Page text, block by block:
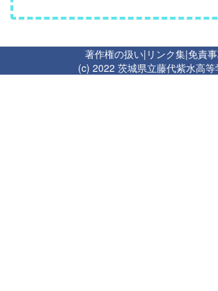
著作権の扱い| リンク集|免責
(c) 2022 茨城県立藤代紫水高等